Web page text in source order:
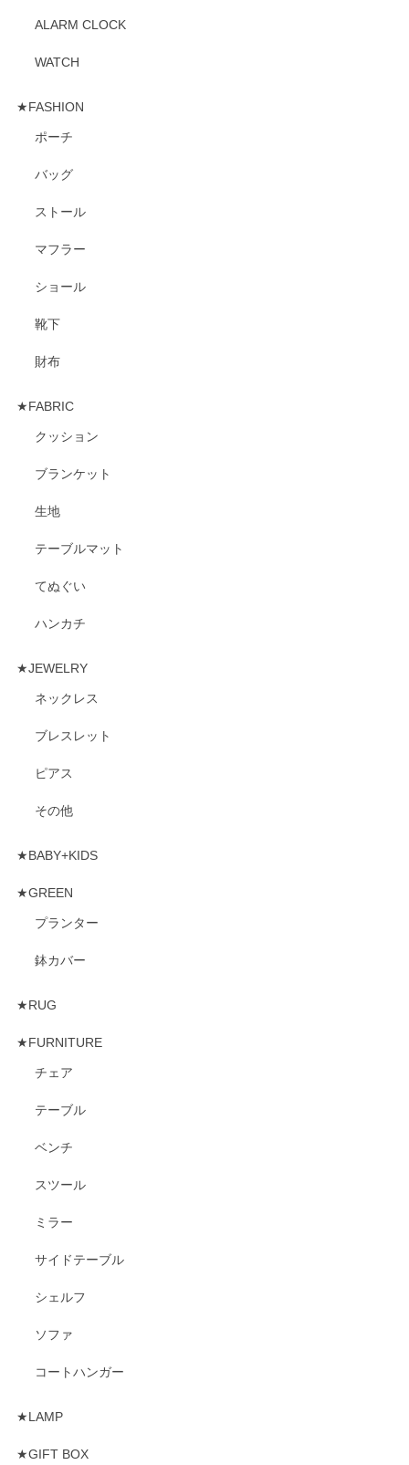
ALARM CLOCK
WATCH
★FASHION
ポーチ
バッグ
ストール
マフラー
ショール
靴下
財布
★FABRIC
クッション
ブランケット
生地
テーブルマット
てぬぐい
ハンカチ
★JEWELRY
ネックレス
ブレスレット
ピアス
その他
★BABY+KIDS
★GREEN
プランター
鉢カバー
★RUG
★FURNITURE
チェア
テーブル
ベンチ
スツール
ミラー
サイドテーブル
シェルフ
ソファ
コートハンガー
★LAMP
★GIFT BOX